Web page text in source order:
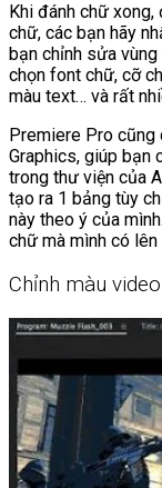
Khi đánh chữ
chữ, các bạn hãy
bạn chỉnh sửa
chọn font chữ, cỡ
màu text… và rất
Premiere Pro cũng
Graphics, giúp bạn
trong thư viện của
tạo ra 1 bảng tùy
này theo ý của
chữ mà mình có
Chỉnh màu video